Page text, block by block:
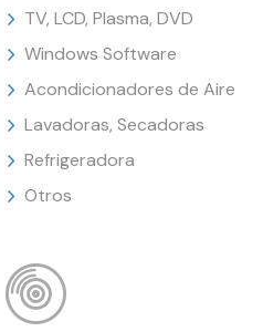
TV, LCD, Plasma, DVD
Windows Software
Acondicionadores de Aire
Lavadoras, Secadoras
Refrigeradora
Otros